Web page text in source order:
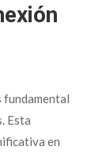
fundamental
Esta
en